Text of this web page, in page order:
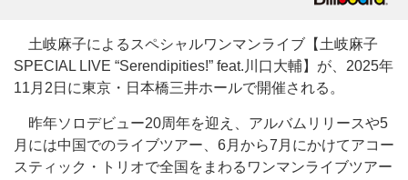
土岐麻子によるスペシャルワンマンライブ【土岐麻子
SPECIAL LIVE “Serendipities!” feat.川口大輔】が、2025年
11月2日に東京・日本橋三井ホールで開催される。
昨年ソロデビュー20周年を迎え、アルバムリリースや5
月には中国でのライブツアー、6月から7月にかけてアコー
スティック・トリオで全国をまわるワンマンライブツアー